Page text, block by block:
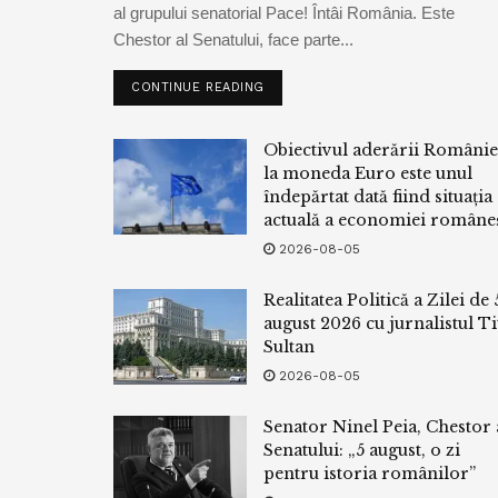
al grupului senatorial Pace! Întâi România. Este
Chestor al Senatului, face parte...
CONTINUE READING
Obiectivul aderării
la moneda Euro este unul
îndepărtat dată fiind situația
actuală a economiei
2026-08-05
Realitatea Politică a Zilei de
august 2026 cu jurnalistul
Sultan
2026-08-05
Senator Ninel Peia, Chestor
Senatului: „5 august, o zi
pentru istoria românilor”